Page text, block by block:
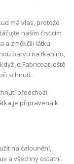
má vlas, protože
naším čisticím
a změkčili látku.
barvu na tkaninu,
je Fabricoat ještě
schnutí.
předchozí.
je připravena k
na čalounění,
a všechny ostatní